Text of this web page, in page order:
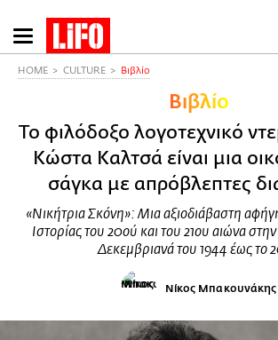
Παράκαμψη
προς
HOME CULTURE Βιβλίο
Βιβλίο
Το φιλόδοξο λογοτεχνικό
Κώστα Καλτσά είναι μια
σάγκα με απρόβλεπτες
«Νικήτρια Σκόνη»: Μια αξιοδιάβαστη
Ιστορίας του 20ού και του 21ου αιώνα
Δεκεμβριανά του 1944 έως το
Νίκος Μπακουνάκης